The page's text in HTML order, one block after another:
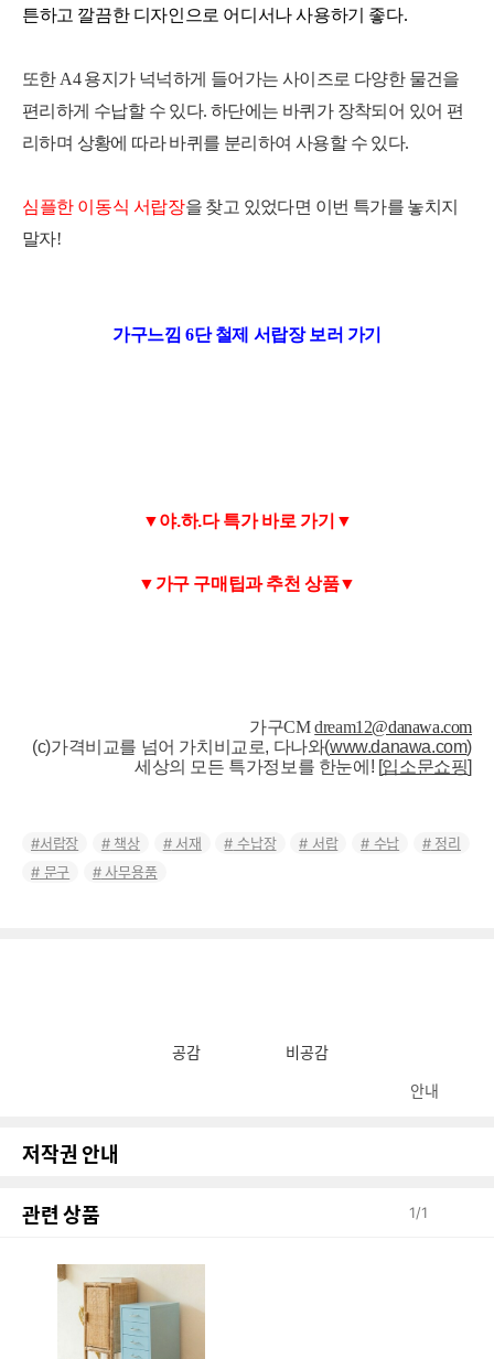
튼하고 깔끔한 디자인으로 어디서나 사용하기 좋다.
또한 A4 용지가 넉넉하게 들어가는 사이즈로 다양한 물건을
편리하게 수납할 수 있다. 하단에는 바퀴가 장착되어 있어 편
리하며 상황에 따라 바퀴를 분리하여 사용할 수 있다.
심플한 이동식 서랍장을 찾고 있었다면 이번 특가를 놓치지
말자!
가구느낌 6단 철제 서랍장 보러 가기
▼야.하.다 특가 바로 가기▼
▼가구 구매팁과 추천 상품▼
가구CMdream12@danawa.com
(c)가격비교를 넘어 가치비교로, 다나와(www.danawa.com)
세상의 모든 특가정보를 한눈에! [입소문쇼핑]
서랍장 책상 서재 수납장 서랍 수납
정리
문구
사무용품
공감 비공감
안내
저작권 안내
관련 상품 1/1